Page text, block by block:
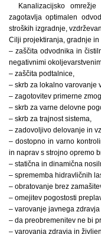
Kanalizacijsko
zagotavlja optimalen
stroških izgradnje,
Cilji projektiranja, gradnje in
– zaščita odvodnika in
negativnimi
– zaščita podtalnice,
– skrb za lokalno varovanje
– zagotovitev primerne
– skrb za varne delovne
– skrb za trajnost sistema,
– zadovoljivo delovanje in
– dostopno in varno
in naprav s strojno opremo
– statična in dinamična
– sprememba hidravličnih
– obratovanje brez
– omejitev pogostosti
– varovanje javnega zdravja
– da preobremenitev ne bi
– varovanja zdravja in